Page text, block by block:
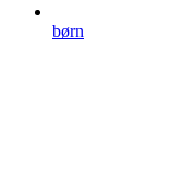
børn